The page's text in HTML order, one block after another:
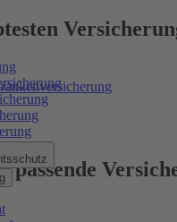
passende